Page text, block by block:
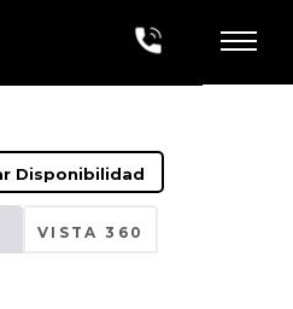
Disponibilidad
VISTA 360
No
revise luego